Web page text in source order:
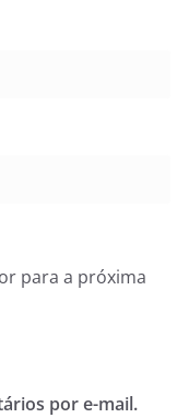
para a próxima
por e-mail.